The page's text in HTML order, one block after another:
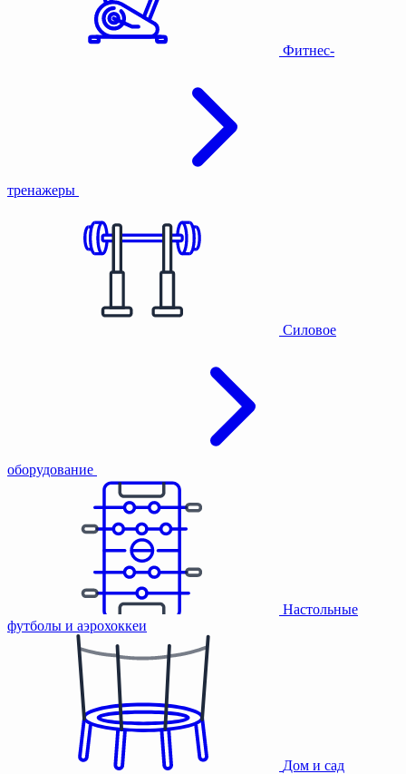
Фитнес-
тренажеры
Силовое
оборудование
Настольные
футболы и аэрохоккеи
Дом и сад